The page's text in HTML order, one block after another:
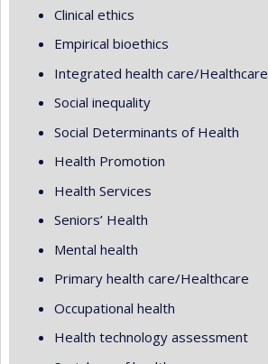
Clinical ethics
Empirical bioethics
Integrated health care/Healthcare
Social inequality
Social Determinants of Health
Health Promotion
Health Services
Seniors’ Health
Mental health
Primary health care/Healthcare
Occupational health
Health technology assessment